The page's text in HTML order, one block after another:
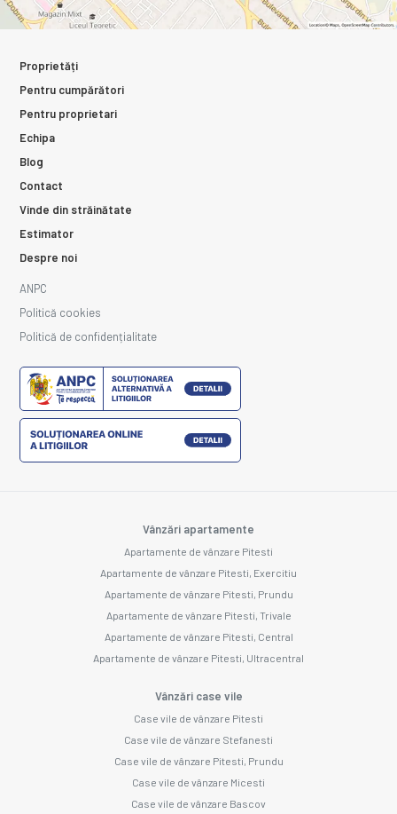
Proprietăți
Pentru cumpărători
Pentru proprietari
Echipa
Blog
Contact
Vinde din străinătate
Estimator
Despre noi
ANPC
Politică cookies
Politică de confidențialitate
Vânzări apartamente
Apartamente de vânzare Pitesti
Apartamente de vânzare Pitesti, Exercitiu
Apartamente de vânzare Pitesti, Prundu
Apartamente de vânzare Pitesti, Trivale
Apartamente de vânzare Pitesti, Central
Apartamente de vânzare Pitesti, Ultracentral
Vânzări case vile
Case vile de vânzare Pitesti
Case vile de vânzare Stefanesti
Case vile de vânzare Pitesti, Prundu
Case vile de vânzare Micesti
Case vile de vânzare Bascov